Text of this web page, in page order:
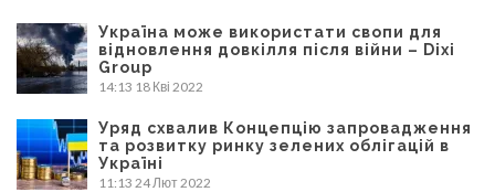
Україна може використати свопи для
відновлення довкілля після війни – Dixi
Group
14:13 18 Кві 2022
Уряд схвалив Концепцію запровадження
та розвитку ринку зелених облігацій в
Україні
11:13 24 Лют 2022